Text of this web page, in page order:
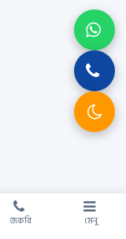
জরুরি মেনু